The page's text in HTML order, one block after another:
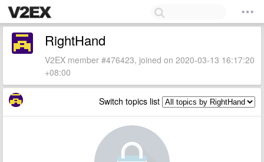
RightHand
V2EX member #476423, joined on 2020-03-13 16:17:20
+08:00
Switch topics list